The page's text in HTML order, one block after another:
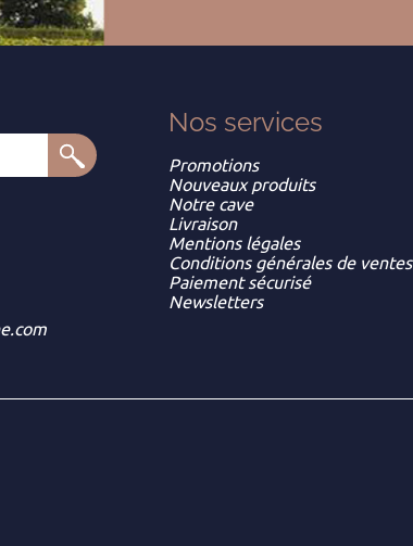
Nos services
Promotions
Nouveaux produits
Notre cave
Livraison
Mentions légales
Conditions générales de ventes
Paiement sécurisé
Newsletters